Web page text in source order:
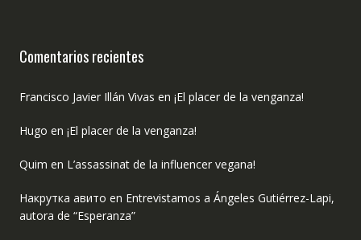
Comentarios recientes
Francisco Javier Illán Vivas en ¡El placer de la venganza!
Hugo en ¡El placer de la venganza!
Quim en L’assassinat de la influencer vegana!
Накрутка авито en Entrevistamos a Ángeles Gutiérrez-Lapi,
autora de “Esperanza”